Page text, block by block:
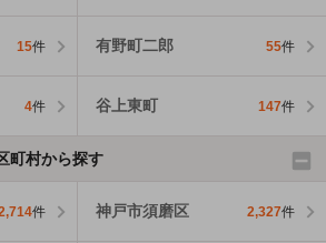
15件 有野町二郎 55件
4件 谷上東町 147件
町村から探す
件 神戸市須磨区 2,327件